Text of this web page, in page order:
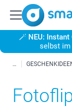
🪄 NEU: Instant
selbst im